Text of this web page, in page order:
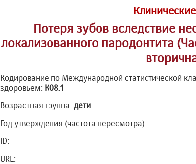
Потеря зубов вследствие
локализованного пародонтита
Кодирование по Международной статистической
здоровьем: К08.1
Возрастная группа: дети
Год утверждения (частота пересмотра):
ID:
URL: